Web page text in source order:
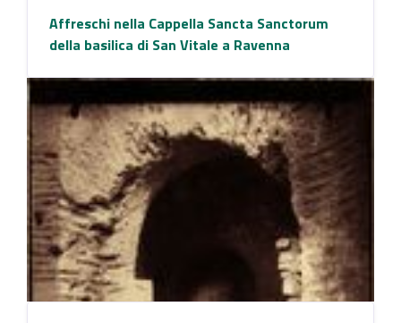
Affreschi nella Cappella Sancta Sanctorum
della basilica di San Vitale a Ravenna